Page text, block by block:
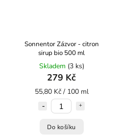
Sonnentor Zázvor - citron
sirup bio 500 ml
Skladem (3 ks)
279 Kč
55,80 Kč / 100 ml
Do košíku